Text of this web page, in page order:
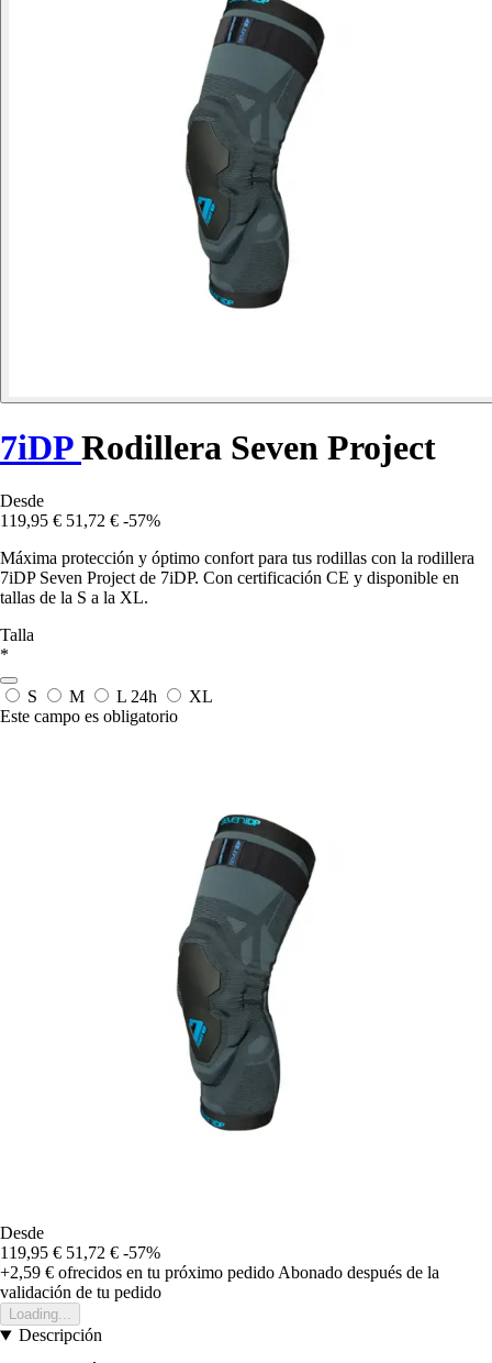
7iDPRodillera Seven Project
Desde
119,95 € 51,72 € -57%
Máxima protección y óptimo confort para tus rodillas con la rodillera
7iDP Seven Project de 7iDP. Con certificación CE y disponible en
tallas de la S a la XL.
Talla
*
S M L 24h
XL
Este campo es obligatorio
Desde
119,95 € 51,72 € -57%
+2,59 € ofrecidos en tu próximo pedido Abonado después de la
validación de tu pedido
Loading...
Descripción